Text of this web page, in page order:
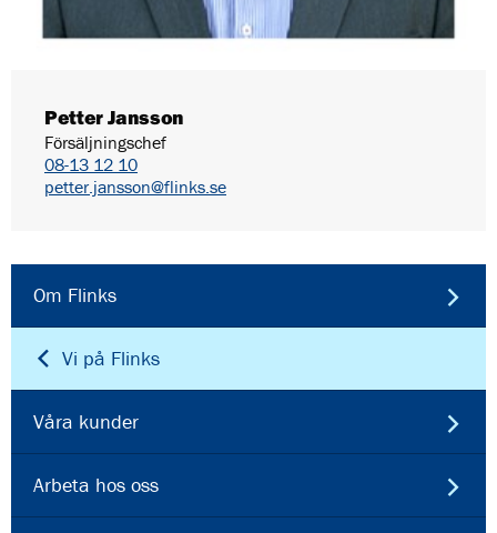
Petter Jansson
Försäljningschef
08-13 12 10
petter.jansson@flinks.se
Om Flinks
Vi på Flinks
Våra kunder
Arbeta hos oss